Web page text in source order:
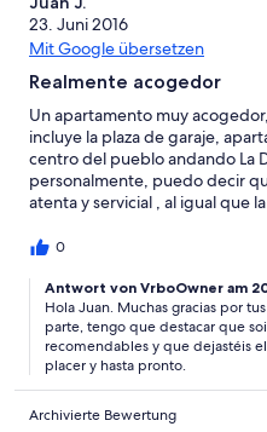
23. Juni 2016
Mit Google übersetzen
Realmente acogedor
Un apartamento muy
incluye la plaza de garaje,
centro del pueblo andando La
personalmente, puedo decir
atenta y servicial , al igual que
ideal
0
Antwort von VrboOwner am
Hola Juan. Muchas gracias por
parte, tengo que destacar que
recomendables y que dejastéis
placer y hasta pronto.
Archivierte Bewertung